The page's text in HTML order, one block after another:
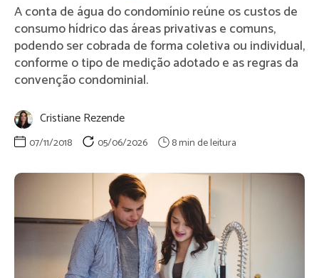
A conta de água do condomínio reúne os custos de
consumo hídrico das áreas privativas e comuns,
podendo ser cobrada de forma coletiva ou individual,
conforme o tipo de medição adotado e as regras da
convenção condominial.
Cristiane Rezende
07/11/2018 05/06/2026